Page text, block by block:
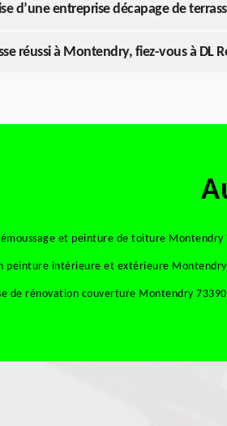
d’une entreprise décapage de
réussi à Montendry, fiez-vous à DL
et peinture de toiture Montendry
peinture intérieure et extérieure
de rénovation couverture Montendry 73390